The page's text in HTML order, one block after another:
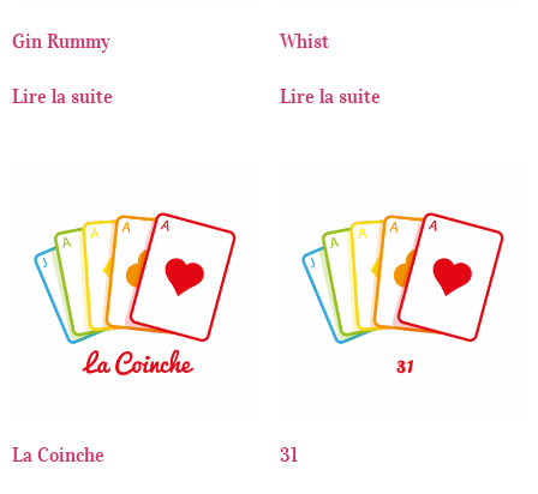
Gin Rummy
Lire la suite
Whist
Lire la suite
La Coinche 31